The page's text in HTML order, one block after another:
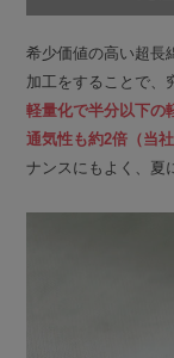
希少価値の高い超長
加工をすることで、
軽量化で半分以下の
通気性も約2倍（当
ナンスにもよく、夏